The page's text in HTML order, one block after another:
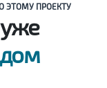
ЭТОМУ ПРОЕКТУ